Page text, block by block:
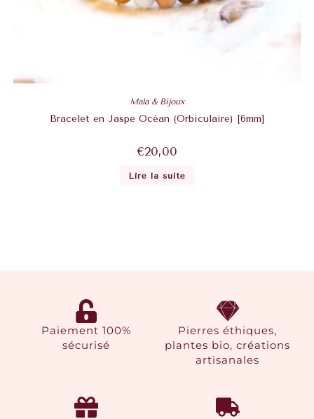
Mala & Bijoux
Bracelet en Jaspe Océan (Orbiculaire) [6mm]
€20,00
Lire la suite
Paiement 100%
sécurisé
Pierres éthiques,
plantes bio, créations
artisanales